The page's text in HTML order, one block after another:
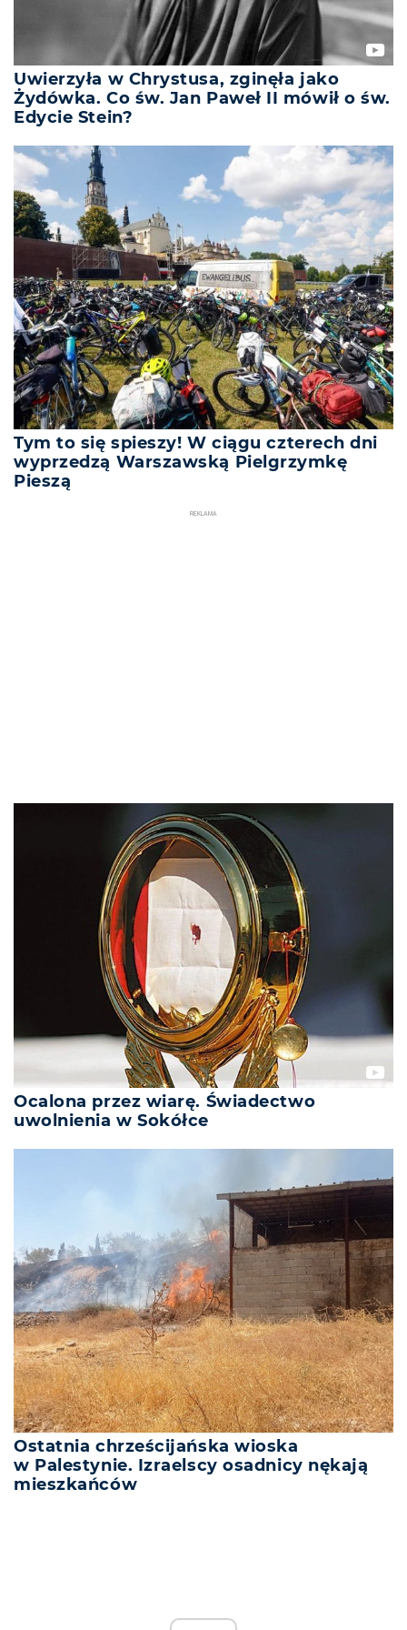
Uwierzyła w Chrystusa, zginęła jako
Żydówka. Co św. Jan Paweł II mówił o św.
Edycie Stein?
Tym to się spieszy! W ciągu czterech dni
wyprzedzą Warszawską Pielgrzymkę
Pieszą
REKLAMA
Ocalona przez wiarę. Świadectwo
uwolnienia w Sokółce
Ostatnia chrześcijańska wioska
w Palestynie. Izraelscy osadnicy nękają
mieszkańców